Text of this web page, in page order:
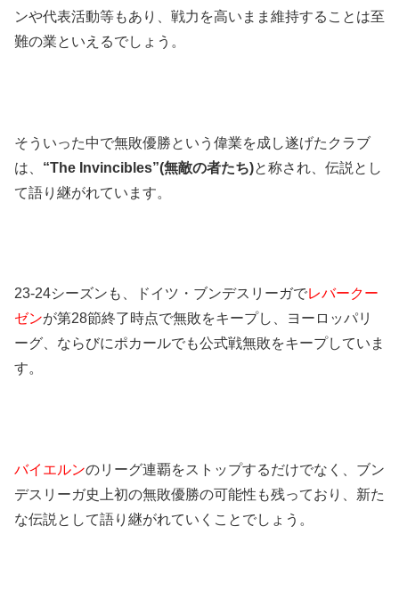
ンや代表活動等もあり、戦力を高いまま維持することは至
難の業といえるでしょう。
そういった中で無敗優勝という偉業を成し遂げたクラブ
は、 “The Invincibles”(無敵の者たち)と称され、伝説とし
て語り継がれています。
23-24シーズンも、ドイツ・ブンデスリーガでレバークー
ゼンが第28節終了時点で無敗をキープし、ヨーロッパリ
ーグ、ならびにポカールでも公式戦無敗をキープしていま
す。
バイエルンのリーグ連覇をストップするだけでなく、ブン
デスリーガ史上初の無敗優勝の可能性も残っており、新た
な伝説として語り継がれていくことでしょう。